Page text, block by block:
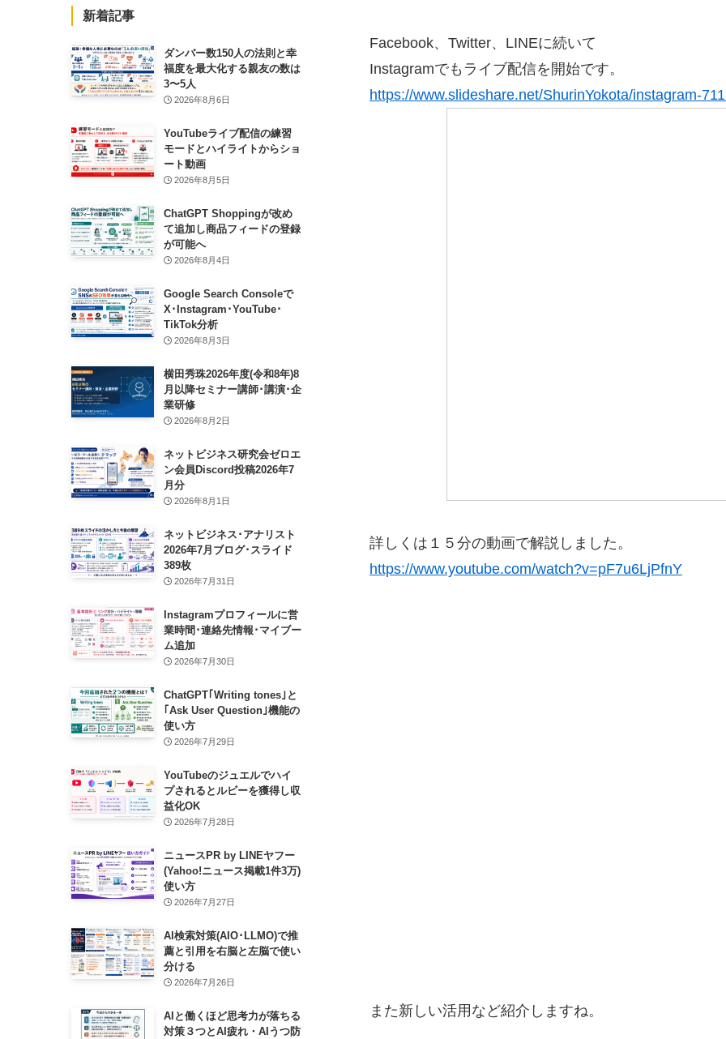
Facebook、Twitter、LINEに続いて
Instagramでもライブ配信を開始です。
https://www.slideshare.net/ShurinYokota/instagram-
詳しくは１５分の動画で解説しました。
https://www.youtube.com/watch?v=pF7u6LjPfnY
また新しい活用など紹介しますね。
新着記事
ダンバー数150人の法則と幸
福度を最大化する親友の数は
3〜5人
2026年8月6日
YouTubeライブ配信の練習
モードとハイライトからショ
ート動画
2026年8月5日
ChatGPT Shoppingが改め
て追加し商品フィードの登録
が可能へ
2026年8月4日
Google Search Consoleで
X･Instagram･YouTube･
TikTok分析
2026年8月3日
横田秀珠2026年度(令和8年)8
月以降セミナー講師･講演･企
業研修
2026年8月2日
ネットビジネス研究会ゼロエ
ン会員Discord投稿2026年7
月分
2026年8月1日
ネットビジネス･アナリスト
2026年7月ブログ･スライド
389枚
2026年7月31日
Instagramプロフィールに営
業時間･連絡先情報･マイブー
ム追加
2026年7月30日
ChatGPT｢Writing tones｣と
｢Ask User Question｣機能の
使い方
2026年7月29日
YouTubeのジュエルでハイ
プされるとルビーを獲得し収
益化OK
2026年7月28日
ニュースPR by LINEヤフー
(Yahoo!ニュース掲載1件3万)
使い方
2026年7月27日
AI検索対策(AIO･LLMO)で推
薦と引用を右脳と左脳で使い
分ける
2026年7月26日
AIと働くほど思考力が落ちる
対策３つとAI疲れ・AIうつ防